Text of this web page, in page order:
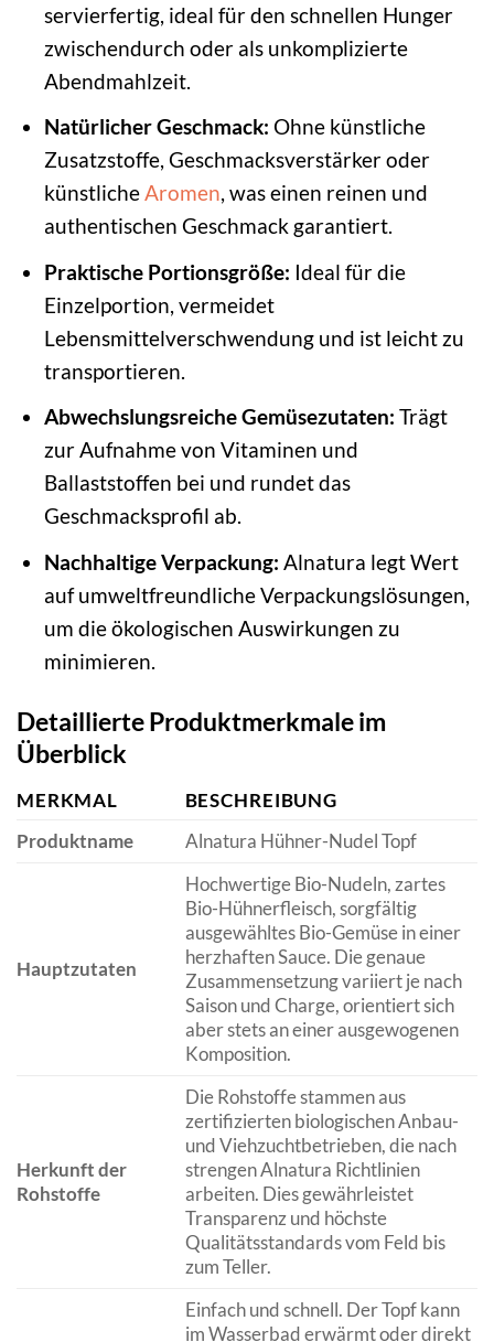
servierfertig, ideal für den schnellen Hunger
zwischendurch oder als unkomplizierte
Abendmahlzeit.
Natürlicher Geschmack: Ohne künstliche
Zusatzstoffe, Geschmacksverstärker oder
künstlicheAromen, was einen reinen und
authentischen Geschmack garantiert.
Praktische Portionsgröße: Ideal für die
Einzelportion, vermeidet
Lebensmittelverschwendung und ist leicht zu
transportieren.
Abwechslungsreiche Gemüsezutaten: Trägt
zur Aufnahme von Vitaminen und
Ballaststoffen bei und rundet das
Geschmacksprofil ab.
Nachhaltige Verpackung: Alnatura legt Wert
auf umweltfreundliche Verpackungslösungen,
um die ökologischen Auswirkungen zu
minimieren.
Detaillierte Produktmerkmale im
Überblick
MERKMAL
BESCHREIBUNG
Produktname
Alnatura Hühner-Nudel Topf
Hauptzutaten
Hochwertige Bio-Nudeln, zartes
Bio-Hühnerfleisch, sorgfältig
ausgewähltes Bio-Gemüse in einer
herzhaften Sauce. Die genaue
Zusammensetzung variiert je nach
Saison und Charge, orientiert sich
aber stets an einer ausgewogenen
Komposition.
Herkunft der
Rohstoffe
Die Rohstoffe stammen aus
zertifizierten biologischen Anbau-
und Viehzuchtbetrieben, die nach
strengen Alnatura Richtlinien
arbeiten. Dies gewährleistet
Transparenz und höchste
Qualitätsstandards vom Feld bis
zum Teller.
Einfach und schnell. Der Topf kann
im Wasserbad erwärmt oder direkt